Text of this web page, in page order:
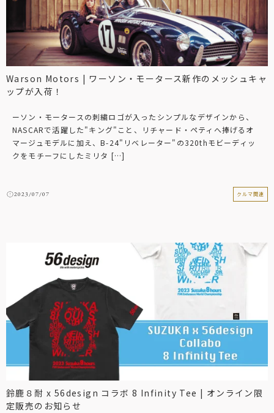
Warson Motors | ワーソン・モータース新作のメッシュキャ
ップが入荷！
ーソン・モータースの刺繍ロゴが入ったシンプルなデザインから、
NASCARで活躍した"キング"こと、リチャード・ペティへ捧げるオ
マージュモデルに加え、B-24"リベレーター"の320thモビーディッ
クをモチーフにしたミリタ […]
2023/07/07 クルマ関連
鈴鹿８耐 x 56design コラボ 8 Infinity Tee | オンライン限
定販売のお知らせ